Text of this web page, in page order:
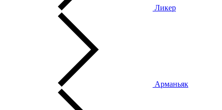
Ликер
Арманьяк